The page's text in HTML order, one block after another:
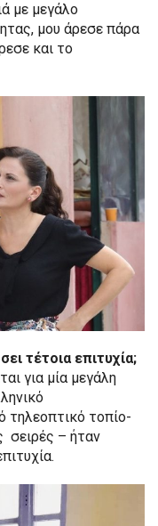
με μεγάλο
μου άρεσε πάρα
και το
τέτοια επιτυχία;
για μία μεγάλη
τηλεοπτικό τοπίο-
σειρές – ήταν